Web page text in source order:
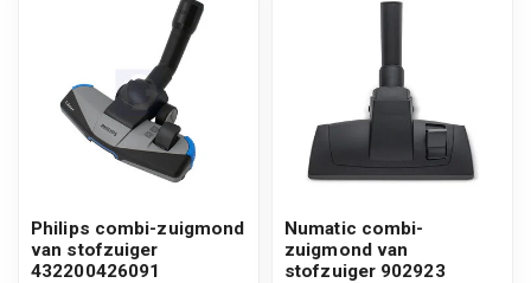
Philips combi-zuigmond
van stofzuiger
432200426091
Numatic combi-
zuigmond van
stofzuiger 902923